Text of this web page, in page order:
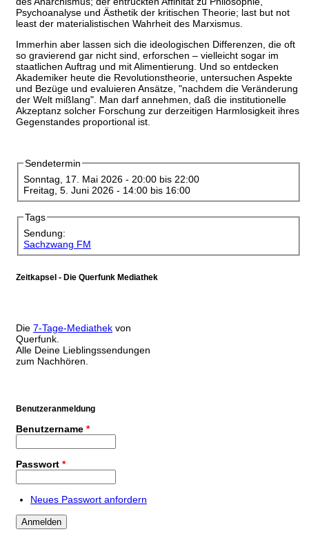
Psychoanalyse und Ästhetik der kritischen Theorie; last but not
least der materialistischen Wahrheit des Marxismus.
Immerhin aber lassen sich die ideologischen Differenzen, die oft
so gravierend gar nicht sind, erforschen – vielleicht sogar im
staatlichen Auftrag und mit Alimentierung. Und so entdecken
Akademiker heute die Revolutionstheorie, untersuchen Aspekte
und Bezüge und evaluieren Ansätze, "nachdem die Veränderung
der Welt mißlang". Man darf annehmen, daß die institutionelle
Akzeptanz solcher Forschung zur derzeitigen Harmlosigkeit ihres
Gegenstandes proportional ist.
Sendetermin
Sonntag, 17. Mai 2026 - 20:00 bis 22:00
Freitag, 5. Juni 2026 - 14:00 bis 16:00
Tags
Sendung:
Sachzwang FM
Zeitkapsel - Die Querfunk Mediathek
Die 7-Tage-Mediathek von
Querfunk.
Alle Deine Lieblingssendungen
zum Nachhören.
Benutzeranmeldung
Benutzername *
Passwort *
Neues Passwort anfordern